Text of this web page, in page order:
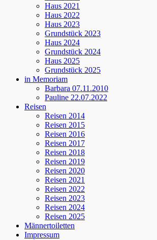
Haus 2021
Haus 2022
Haus 2023
Grundstück 2023
Haus 2024
Grundstück 2024
Haus 2025
Grundstück 2025
in Memoriam
Barbara 07.11.2010
Pauline 22.07.2022
Reisen
Reisen 2014
Reisen 2015
Reisen 2016
Reisen 2017
Reisen 2018
Reisen 2019
Reisen 2020
Reisen 2021
Reisen 2022
Reisen 2023
Reisen 2024
Reisen 2025
Männertoiletten
Impressum